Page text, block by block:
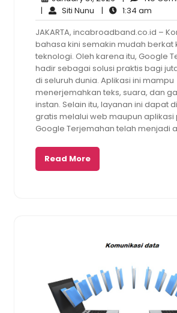
31,
2026
| Siti Nunu Siti
Nunu
| 1:34 am
am
JAKARTA, incabroadband.co.id –
bahasa kini semakin mudah berkat
teknologi. Oleh karena itu, Google
hadir sebagai solusi praktis bagi
di seluruh dunia. Aplikasi ini mampu
menerjemahkan teks, suara, dan
instan. Selain itu, layanan ini dapat
gratis melalui web maupun aplikasi
Google Terjemahan telah menjadi
Read More